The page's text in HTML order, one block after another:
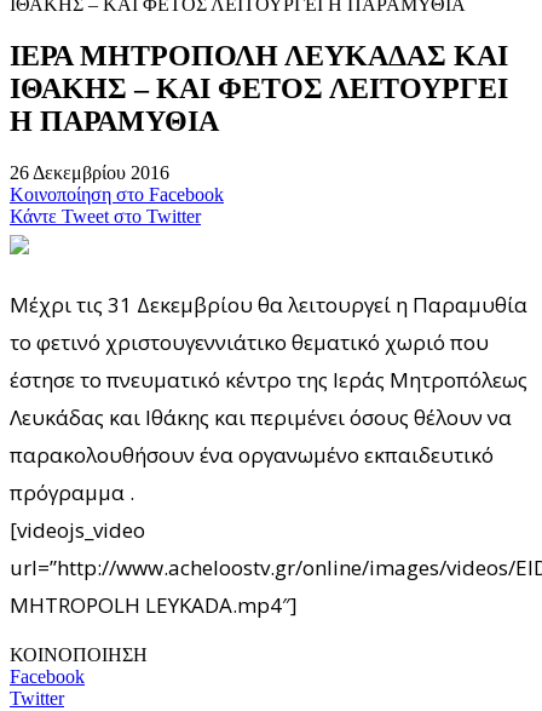
ΙΘΑΚΗΣ – ΚΑΙ ΦΕΤΟΣ ΛΕΙΤΟΥΡΓΕΙ Η ΠΑΡΑΜΥΘΙΑ
ΙΕΡΑ ΜΗΤΡΟΠΟΛΗ ΛΕΥΚΑΔΑΣ ΚΑΙ
ΙΘΑΚΗΣ – ΚΑΙ ΦΕΤΟΣ ΛΕΙΤΟΥΡΓΕΙ
Η ΠΑΡΑΜΥΘΙΑ
26 Δεκεμβρίου 2016
Κοινοποίηση στο Facebook
Κάντε Tweet στο Twitter
Μέχρι τις 31 Δεκεμβρίου θα λειτουργεί η Παραμυθία
το φετινό χριστουγεννιάτικο θεματικό χωριό που
έστησε το πνευματικό κέντρο της Ιεράς Μητροπόλεως
Λευκάδας και Ιθάκης και περιμένει όσους θέλουν να
παρακολουθήσουν ένα οργανωμένο εκπαιδευτικό
πρόγραμμα .
[videojs_video
url=”http://www.acheloostv.gr/online/images/videos/
MHTROPOLH LEYKADA.mp4″]
ΚΟΙΝΟΠΟΙΗΣΗ
Facebook
Twitter